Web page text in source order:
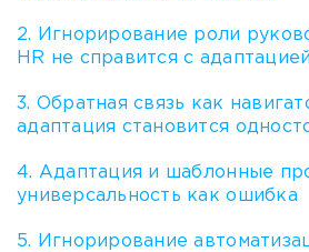
2. Игнорирование роли
HR не справится с
3. Обратная связь как
адаптация становится
4. Адаптация и шаблонные
универсальность как ошибка
5. Игнорирование